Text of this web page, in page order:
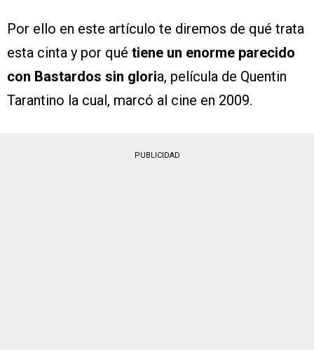
Por ello en este artículo te diremos de qué trata
esta cinta y por qué tiene un enorme parecido
con Bastardos sin gloria, película de Quentin
Tarantino la cual, marcó al cine en 2009.
PUBLICIDAD